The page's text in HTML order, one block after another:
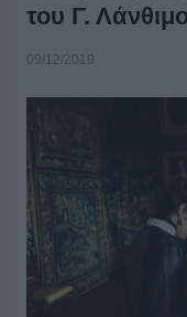
του Γ.
09/12/2019